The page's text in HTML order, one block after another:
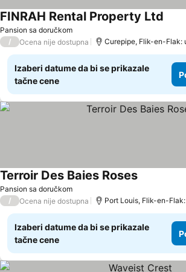
Pansion sa doručkom
FINRAH Rental Property Ltd
/ Ocena nije dostupna Curepipe, Flik-en-Flak:
Izaberi datume da bi se prikazale
tačne cene
Pansion sa doručkom
Terroir Des Baies Roses
/ Ocena nije dostupna Port Louis, Flik-en-
Izaberi datume da bi se prikazale
tačne cene